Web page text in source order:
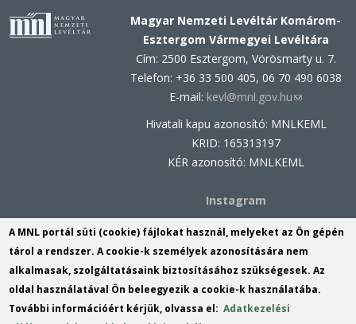
Magyar Nemzeti Levéltár Komárom-
Esztergom Vármegyei Levéltára
Cím: 2500 Esztergom, Vörösmarty u. 7.
Telefon: +36 33 500 405, 06 70 490 6038
E-mail: kevl@mnl.gov.hu(link
Hivatali kapu azonosító: MNLKEML
KRID: 165313197
KÉR azonosító: MNLKEML
Instagram
Facebook
MNL Komárom-Esztergom Vármegyei
Levéltárának Komáromi Fióklevéltára
Cím: 2900 Komárom, Szabadság tér
1. (iroda, kutatóterem, ügyfél- és
A MNL portál süti (cookie) fájlokat használ, melyeket az Ön gépén
tárol a rendszer. A cookie-k személyek azonosítására nem
alkalmasak, szolgáltatásaink biztosításához szükségesek. Az
oldal használatával Ön beleegyezik a cookie-k használatába.
További információért kérjük, olvassa el:Adatkezelési